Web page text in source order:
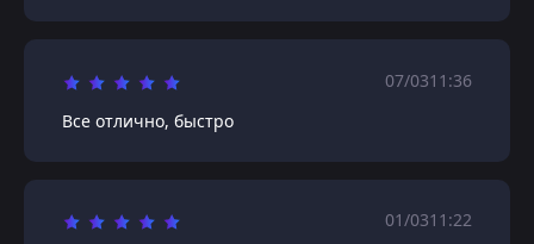
07/0311:36
Все отлично, быстро
01/0311:22